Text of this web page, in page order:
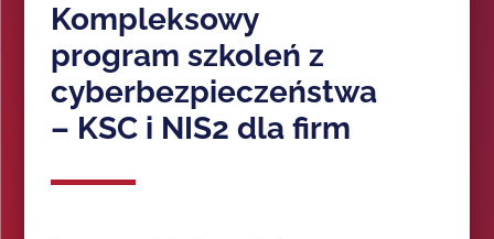
Kompleksowy
program szkoleń z
cyberbezpieczeństwa
– KSC i NIS2 dla firm